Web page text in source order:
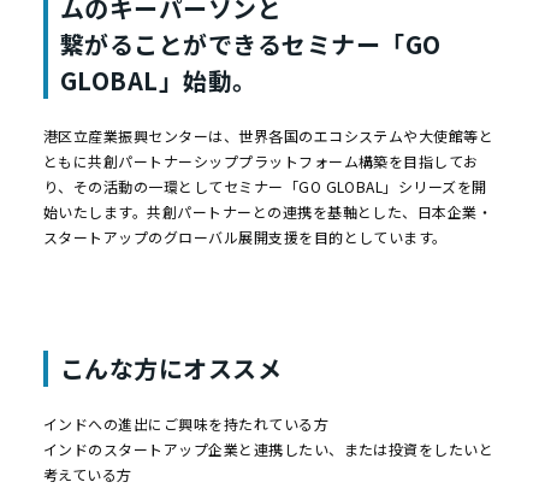
ムのキーパーソンと
繋がることができるセミナー「GO
GLOBAL」始動。
港区立産業振興センターは、世界各国のエコシステムや大使館等と
ともに共創パートナーシッププラットフォーム構築を目指してお
り、その活動の一環としてセミナー「GO GLOBAL」シリーズを開
始いたします。共創パートナーとの連携を基軸とした、日本企業・
スタートアップのグローバル展開支援を目的としています。
こんな方にオススメ
インドへの進出にご興味を持たれている方
インドのスタートアップ企業と連携したい、または投資をしたいと
考えている方